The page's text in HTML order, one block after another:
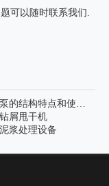
可以随时联系我们.
液下渣浆泵的结构特点和使用范围
屑甩干机
浆处理设备